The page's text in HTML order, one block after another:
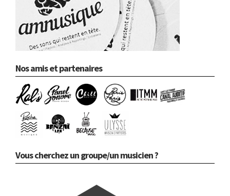
Nos amis et partenaires
Vous cherchez un groupe/un musicien ?